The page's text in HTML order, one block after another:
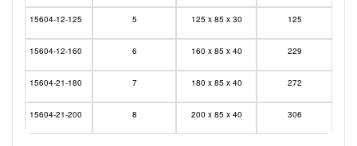
15604-12-125 5 125 x 85 x 30 125
15604-12-160 6 160 x 85 x 40 229
15604-21-180 7 180 x 85 x 40 272
15604-21-200 8 200 x 85 x 40 306